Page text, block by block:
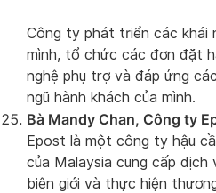
Công ty phát triển các khái
mình, tổ chức các đơn đặt
nghệ phụ trợ và đáp ứng
ngũ hành khách của mình.
Bà Mandy Chan, Công ty
Epost là một công ty hậu
của Malaysia cung cấp dịch
biên giới và thực hiện